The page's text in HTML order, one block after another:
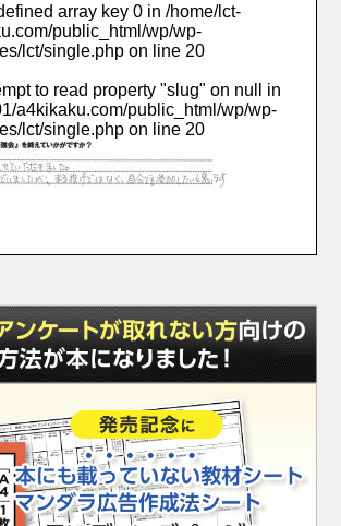
array key 0 in/home/lct-
public_html/wp/wp-
lct/single.php on line 20
to read property "slug" on null in
a4kikaku.com/public_html/wp/wp-
lct/single.php on line 20